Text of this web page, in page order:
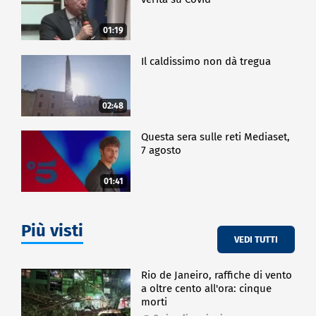
01:19
02:48
Il caldissimo non dà tregua
01:41
Questa sera sulle reti Mediaset,
7 agosto
Più visti VEDI TUTTI
Rio de Janeiro, raffiche di vento
a oltre cento all'ora: cinque
morti